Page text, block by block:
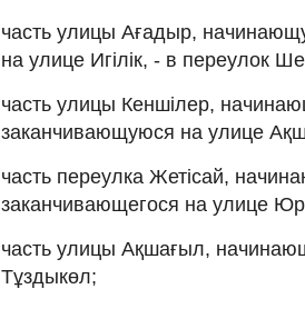
часть улицы Ағадыр,
на улице Игілік, - в переулок
часть улицы Кеншілер,
заканчивающуюся на улице
часть переулка Жетісай,
заканчивающегося на улице
часть улицы Ақшағыл,
Тұздыкөл;